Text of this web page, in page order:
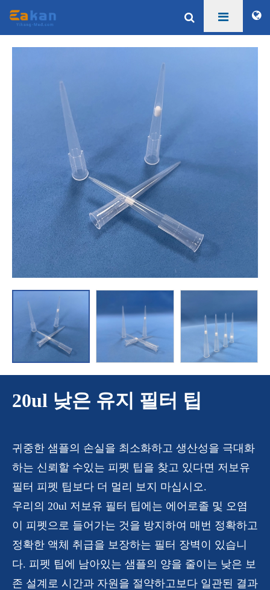
20ul 낮은 유지 필터 팁
귀중한 샘플의 손실을 최소화하고 생산성을 극대화
하는 신뢰할 수있는 피펫 팁을 찾고 있다면 저보유
필터 피펫 팁보다 더 멀리 보지 마십시오.
우리의 20ul 저보유 필터 팁에는 에어로졸 및 오염
이 피펫으로 들어가는 것을 방지하여 매번 정확하고
정확한 액체 취급을 보장하는 필터 장벽이 있습니
다. 피펫 팁에 남아있는 샘플의 양을 줄이는 낮은 보
존 설계로 시간과 자원을 절약하고보다 일관된 결과